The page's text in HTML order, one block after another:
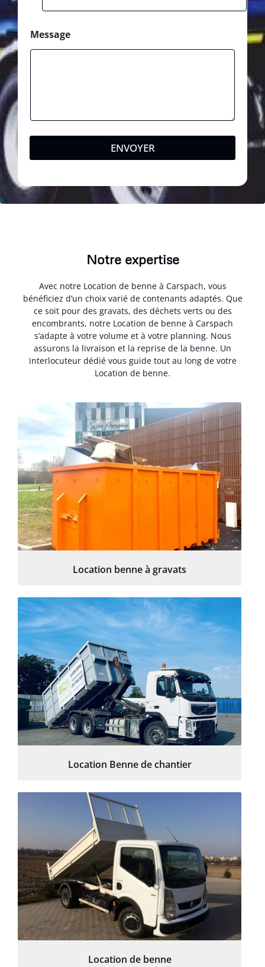
Message
ENVOYER
Notre expertise
Avec notre Location de benne à Carspach, vous
bénéficiez d’un choix varié de contenants adaptés. Que
ce soit pour des gravats, des déchets verts ou des
encombrants, notre Location de benne à Carspach
s’adapte à votre volume et à votre planning. Nous
assurons la livraison et la reprise de la benne. Un
interlocuteur dédié vous guide tout au long de votre
Location de benne.
Location benne à gravats
Location Benne de chantier
Location de benne